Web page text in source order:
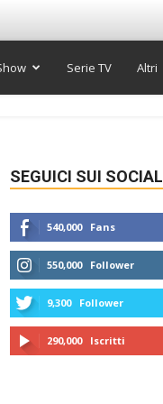
Serie TV Altri
SEGUICI SUI SOCIAL
540,000 Fans
550,000 Follower
9,300 Follower
290,000 Iscritti